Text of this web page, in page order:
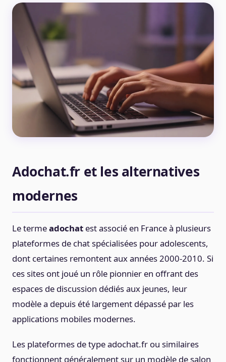
Adochat.fr et les alternatives
modernes
Le termeadochat est associé en France à plusieurs
plateformes de chat spécialisées pour adolescents,
dont certaines remontent aux années 2000-2010. Si
ces sites ont joué un rôle pionnier en offrant des
espaces de discussion dédiés aux jeunes, leur
modèle a depuis été largement dépassé par les
applications mobiles modernes.
Les plateformes de type adochat.fr ou similaires
fonctionnent généralement sur un modèle de salon